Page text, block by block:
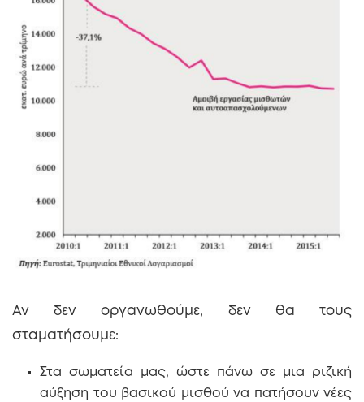
Αν δεν οργανωθούμε, δεν θα τους
σταματήσουμε:
Στα σωματεία μας, ώστε πάνω σε μια ριζική
αύξηση του βασικού μισθού να πατήσουν νέες